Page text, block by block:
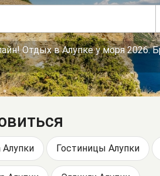
Отдых в Алупке у моря 2026.
Гостиницы Алупки